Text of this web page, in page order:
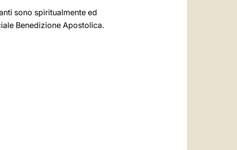
sono spiritualmente ed
Benedizione Apostolica.